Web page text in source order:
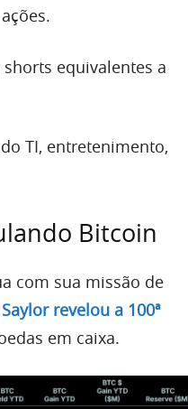
equivalentes a
TI, entretenimento,
Bitcoin
com sua missão de
revelou a 100ª
em caixa.